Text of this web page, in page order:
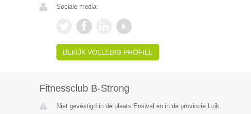
Sociale media:
BEKIJK VOLLEDIG PROFIEL
Fitnessclub B-Strong
Niet gevestigd in de plaats Ensival en in de provincie Luik.